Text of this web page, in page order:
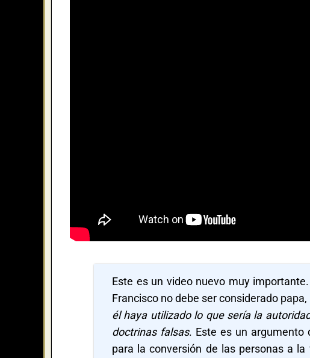
Este es un video nuevo muy
Francisco no debe ser considerado papa,
él haya utilizado lo que sería la
doctrinas falsas. Este es un argumento
para la conversión de las personas a